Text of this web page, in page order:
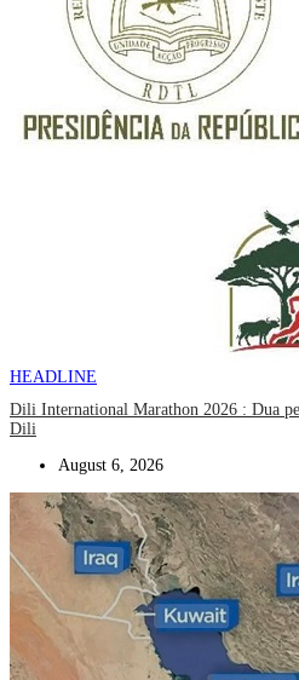
HEADLINE
Dili International Marathon 2026 : Dua
Dili
August 6, 2026